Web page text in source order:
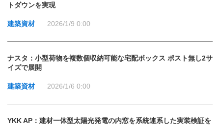
トダウンを実現
建築資材 2026/1/9 0:00
ナスタ：小型荷物を複数個収納可能な宅配ボックス ポスト無し2サ
イズで展開
建築資材 2026/1/6 0:00
YKK AP：建材一体型太陽光発電の内窓を系統連系した実装検証を